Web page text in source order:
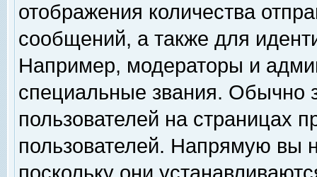
отображения количества
сообщений, а также для
Например, модераторы и
специальные звания. Обычно
пользователей на страницах
пользователей. Напрямую вы